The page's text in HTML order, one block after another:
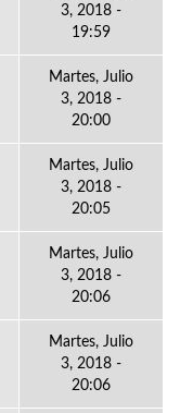
3, 2018 -
19:59
Martes, Julio
3, 2018 -
20:00
Martes, Julio
3, 2018 -
20:05
Martes, Julio
3, 2018 -
20:06
Martes, Julio
3, 2018 -
20:06